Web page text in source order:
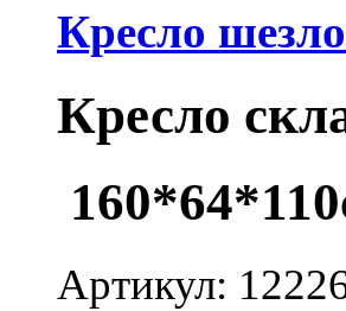
Кресло
Кресло
Артикул: